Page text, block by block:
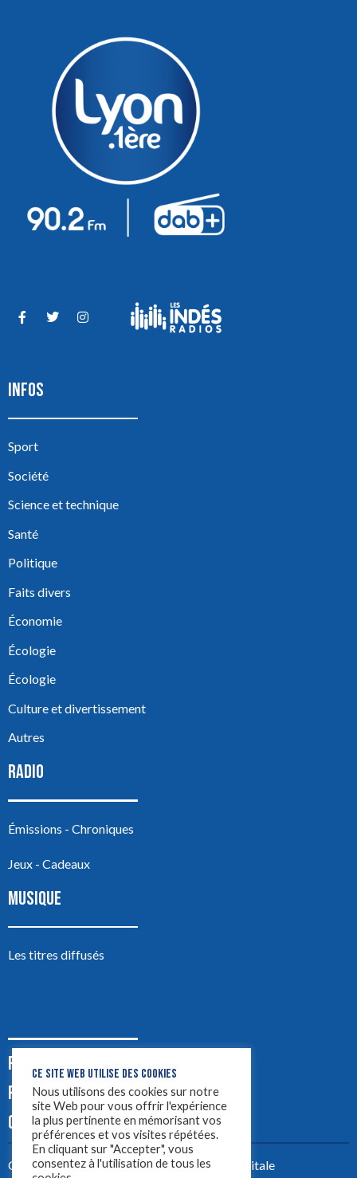
INFOS
Sport
Société
Science et technique
Santé
Politique
Faits divers
Économie
Écologie
Écologie
Culture et divertissement
Autres
RADIO
Émissions - Chroniques
Jeux - Cadeaux
MUSIQUE
Les titres diffusés
PODCASTS
PUB
CONTACT
Créez votre site avecYellowtie – Agence Digitale
CE SITE WEB UTILISE DES COOKIES
Nous utilisons des cookies sur notre
site Web pour vous offrir l'expérience
la plus pertinente en mémorisant vos
préférences et vos visites répétées.
En cliquant sur "Accepter", vous
consentez à l'utilisation de tous les